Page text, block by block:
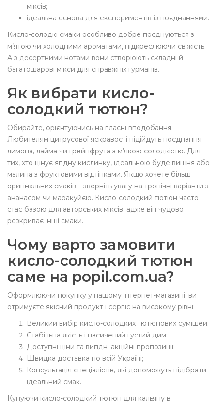
міксів;
ідеальна основа для експериментів із поєднаннями.
Кисло-солодкі смаки особливо добре поєднуються з
м’ятою чи холодними ароматами, підкреслюючи свіжість.
А з десертними нотами вони створюють складні й
багатошарові мікси для справжніх гурманів.
Як вибрати кисло-
солодкий тютюн?
Обирайте, орієнтуючись на власні вподобання.
Любителям цитрусової яскравості підійдуть поєднання
лимона, лайма чи грейпфрута з м’якою солодкістю. Для
тих, хто цінує ягідну кислинку, ідеальною буде вишня або
малина з фруктовими відтінками. Якщо хочете більш
оригінальних смаків – зверніть увагу на тропічні варіанти з
ананасом чи маракуйєю. Кисло-солодкий тютюн часто
стає базою для авторських міксів, адже він чудово
розкриває інші смаки.
Чому варто замовити
кисло-солодкий тютюн
саме на popil.com.ua?
Оформлюючи покупку у нашому інтернет-магазині, ви
отримуєте якісний продукт і сервіс на високому рівні:
Великий вибір кисло-солодких тютюнових сумішей;
Стабільна якість і насичений густий дим;
Доступні ціни та вигідні акційні пропозиції;
Швидка доставка по всій Україні;
Консультація спеціалістів, які допоможуть підібрати
ідеальний смак.
Купуючи кисло-солодкий тютюн для кальяну в